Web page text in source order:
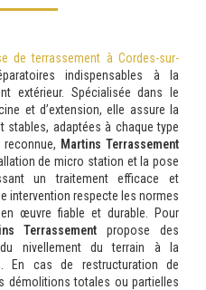
de terrassement à Cordes-sur-
indispensables à la
extérieur. Spécialisée dans le
et d’extension, elle assure la
adaptées à chaque type
Martins Terrassement
de micro station et la pose
un traitement efficace et
intervention respecte les normes
œuvre fiable et durable. Pour
Terrassement propose des
nivellement du terrain à la
En cas de restructuration de
démolitions totales ou partielles